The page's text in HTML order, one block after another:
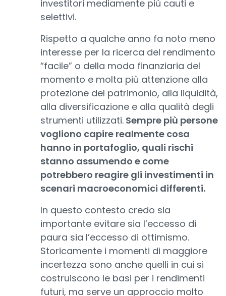
investitori mediamente più cauti e
selettivi.
Rispetto a qualche anno fa noto meno
interesse per la ricerca del rendimento
“facile” o della moda finanziaria del
momento e molta più attenzione alla
protezione del patrimonio, alla liquidità,
alla diversificazione e alla qualità degli
strumenti utilizzati. Sempre più persone
vogliono capire realmente cosa
hanno in portafoglio, quali rischi
stanno assumendo e come
potrebbero reagire gli investimenti in
scenari macroeconomici differenti.
In questo contesto credo sia
importante evitare sia l’eccesso di
paura sia l’eccesso di ottimismo.
Storicamente i momenti di maggiore
incertezza sono anche quelli in cui si
costruiscono le basi per i rendimenti
futuri, ma serve un approccio molto